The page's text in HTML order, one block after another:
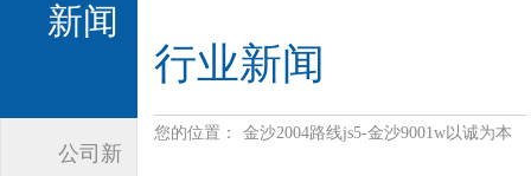
新闻
公司新
行业新闻
您的位置： 金沙2004路线js5-金沙9001w以诚为本